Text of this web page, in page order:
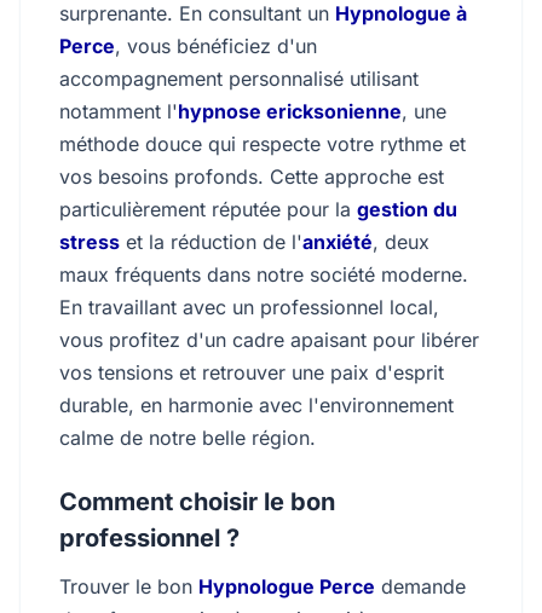
surprenante. En consultant un Hypnologue à
Perce, vous bénéficiez d'un
accompagnement personnalisé utilisant
notamment l'hypnose ericksonienne, une
méthode douce qui respecte votre rythme et
vos besoins profonds. Cette approche est
particulièrement réputée pour la gestion du
stress et la réduction de l'anxiété, deux
maux fréquents dans notre société moderne.
En travaillant avec un professionnel local,
vous profitez d'un cadre apaisant pour libérer
vos tensions et retrouver une paix d'esprit
durable, en harmonie avec l'environnement
calme de notre belle région.
Comment choisir le bon
professionnel ?
Trouver le bon Hypnologue Perce demande